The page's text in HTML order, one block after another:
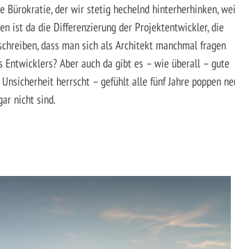
Bürokratie, der wir stetig hechelnd hinterherhinken,
ist da die Differenzierung der Projektentwickler, die
dass man sich als Architekt manchmal fragen
Entwicklers? Aber auch da gibt es – wie überall – gute
herrscht – gefühlt alle fünf Jahre poppen
nicht sind.